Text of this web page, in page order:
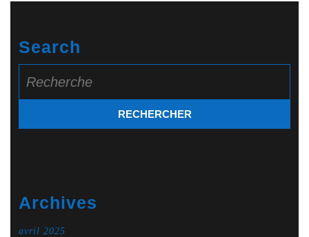
Search
for:
Archives
avril 2025